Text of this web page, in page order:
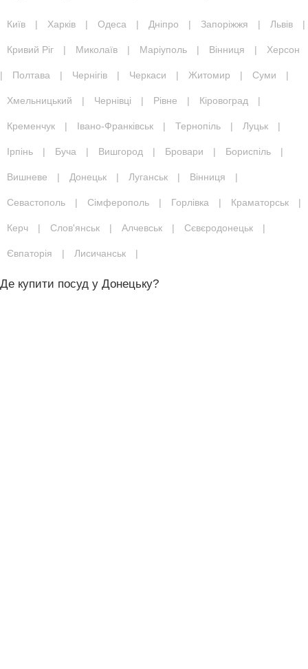
Київ | Харків | Одеса | Дніпро | Запоріжжя | Львів |
Кривий Ріг | Миколаїв | Маріуполь | Вінниця | Херсон
| Полтава | Чернігів | Черкаси | Житомир | Суми |
Хмельницький | Чернівці | Рівне | Кіровоград |
Кременчук | Івано-Франківськ | Тернопіль | Луцьк |
Ірпінь | Буча | Вишгород | Бровари | Бориспіль |
Вишневе | Донецьк | Луганськ | Вінниця |
Севастополь | Сімферополь | Горлівка | Краматорськ |
Керч | Слов'янськ | Алчевськ | Сєвєродонецьк |
Євпаторія | Лисичанськ |
Де купити посуд у Донецьку?